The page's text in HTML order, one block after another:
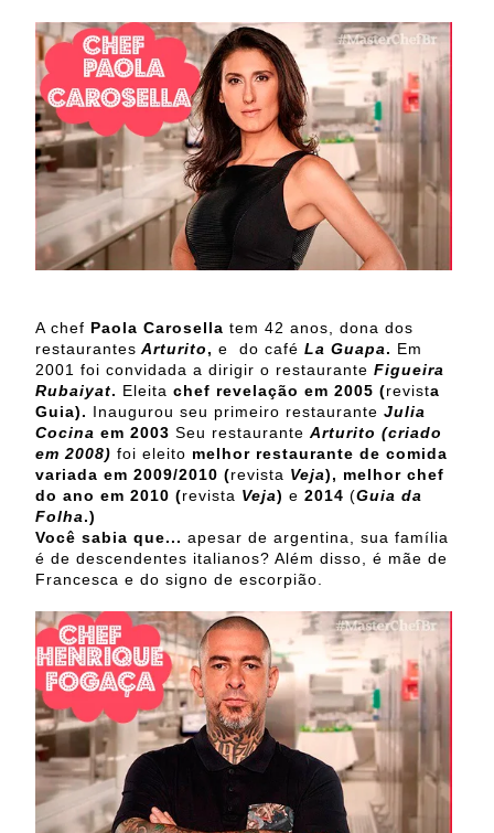
A chef Paola Carosella tem 42 anos, dona dos
restaurantes Arturito, e do café La Guapa. Em
2001 foi convidada a dirigir o restaurante Figueira
Rubaiyat. Eleita chef revelação em 2005 (revista
Guia). Inaugurou seu primeiro restaurante Julia
Cocina em 2003 Seu restaurante Arturito (criado
em 2008) foi eleito melhor restaurante de comida
variada em 2009/2010 (revista Veja), melhor chef
do ano em 2010 (revista Veja) e 2014 (Guia da
Folha.)
Você sabia que... apesar de argentina, sua família
é de descendentes italianos? Além disso, é mãe de
Francesca e do signo de escorpião.